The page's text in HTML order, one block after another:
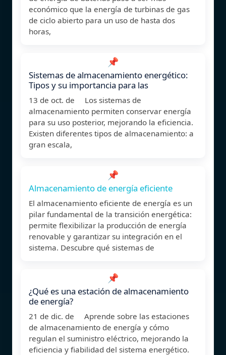
económico que la energía de turbinas de gas
de ciclo abierto para un uso de hasta dos
horas,
📌
Sistemas de almacenamiento energético:
Tipos y su importancia para las
13 de oct. de Los sistemas de
almacenamiento permiten conservar energía
para su uso posterior, mejorando la eficiencia.
Existen diferentes tipos de almacenamiento: a
gran escala,
📌
Almacenamiento de energía eficiente
El almacenamiento eficiente de energía es un
pilar fundamental de la transición energética:
permite flexibilizar la producción de energía
renovable y garantizar su integración en el
sistema. Descubre qué sistemas de
📌
¿Qué es una estación de almacenamiento
de energía?
21 de dic. de Aprende sobre las estaciones
de almacenamiento de energía y cómo
regulan el suministro eléctrico, mejorando la
eficiencia y fiabilidad del sistema energético.